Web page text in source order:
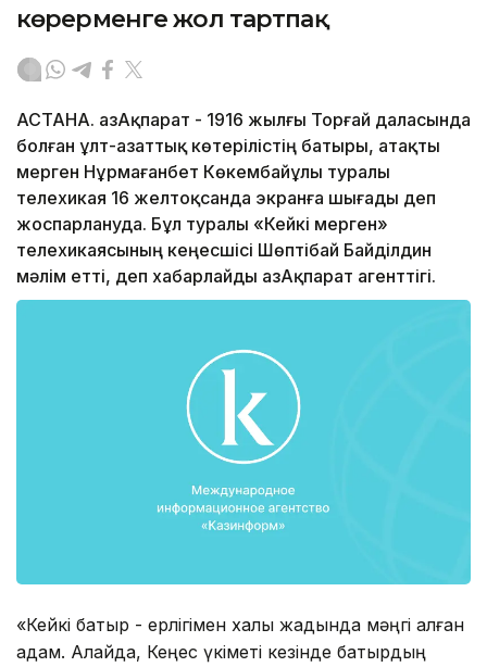
көрерменге жол тартпақ
АСТАНА. ҚазАқпарат - 1916 жылғы Торғай даласында
болған ұлт-азаттық көтерілістің батыры, атақты
мерген Нұрмағанбет Көкембайұлы туралы
телехикая 16 желтоқсанда экранға шығады деп
жоспарлануда. Бұл туралы «Кейкі мерген»
телехикаясының кеңесшісі Шөптібай Байділдин
мәлім етті, деп хабарлайды ҚазАқпарат агенттігі.
«Кейкі батыр - ерлігімен халық жадында мәңгі қалған
адам. Алайда, Кеңес үкіметі кезінде батырдың